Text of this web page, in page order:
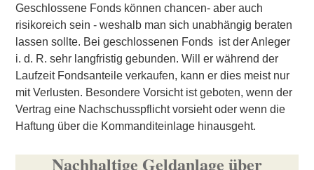
Geschlossene Fonds können chancen- aber auch
risikoreich sein - weshalb man sich unabhängig beraten
lassen sollte. Beigeschlossenen Fonds ist der Anleger
i. d. R. sehr langfristig gebunden. Will er während der
Laufzeit Fondsanteile verkaufen, kann er dies meist nur
mit Verlusten. Besondere Vorsicht ist geboten, wenn der
Vertrag eine Nachschusspflicht vorsieht oder wenn die
Haftung über die Kommanditeinlage hinausgeht.
Nachhaltige Geldanlage über